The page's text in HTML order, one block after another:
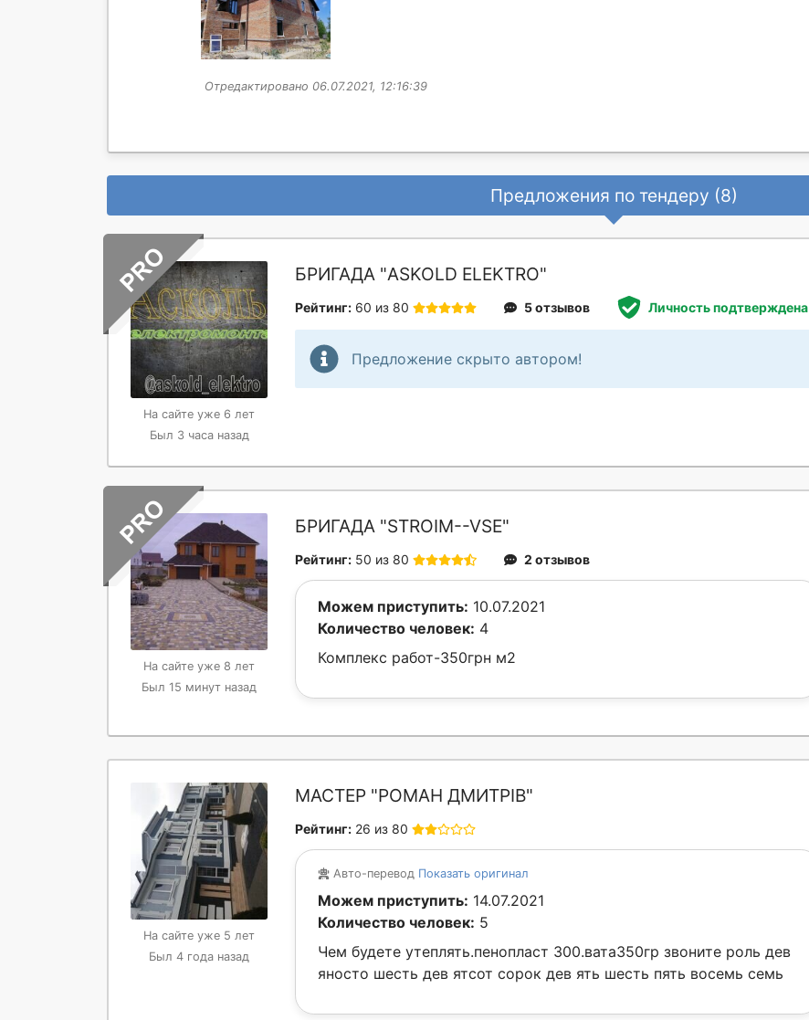
Отредактировано 06.07.2021, 12:16:39
Предложения по тендеру (8)
На сайте уже 6 лет
Был 3 часа назад
БРИГАДА "ASKOLD ELEKTRO"
Рейтинг: 60 из 80 5 отзывов Личность подтверждена
Предложение скрыто автором!
На сайте уже 8 лет
Был 15 минут назад
БРИГАДА "STROIM--VSE"
Рейтинг: 50 из 80 2 отзывов
Можем приступить: 10.07.2021
Количество человек: 4
Комплекс работ-350грн м2
На сайте уже 5 лет
Был 4 года назад
МАСТЕР "РОМАН ДМИТРІВ"
Рейтинг: 26 из 80
Авто-перевод Показать оригинал
Можем приступить: 14.07.2021
Количество человек: 5
Чем будете утеплять.пенопласт 300.вата350гр звоните роль дев
яносто шесть дев ятсот сорок дев ять шесть пять восемь семь